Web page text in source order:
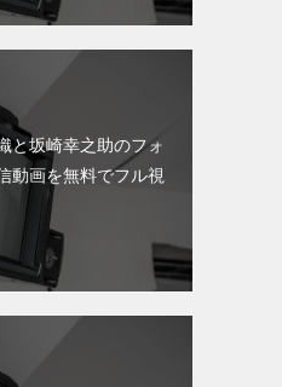
と坂崎幸之助のフォ
動画を無料でフル視